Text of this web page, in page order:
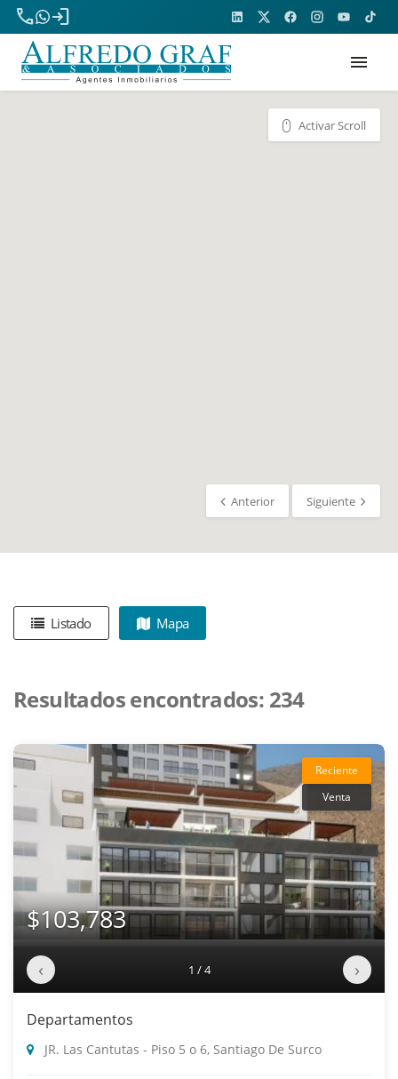
phone
login
menu
Activar Scroll
Anterior Siguiente
Listado Mapa
Resultados encontrados: 234
Reciente
Venta
$103,783
‹ 1 / 4 ›
Departamentos
JR. Las Cantutas - Piso 5 o 6, Santiago De Surco